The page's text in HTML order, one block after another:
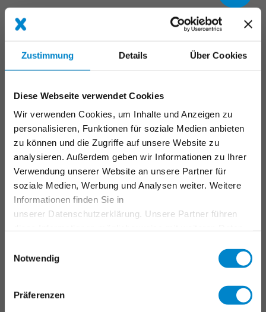
Zustimmung Details Über Cookies
Diese Webseite verwendet Cookies
Wir verwenden Cookies, um Inhalte und Anzeigen zu
personalisieren, Funktionen für soziale Medien anbieten
zu können und die Zugriffe auf unsere Website zu
analysieren. Außerdem geben wir Informationen zu Ihrer
Verwendung unserer Website an unsere Partner für
soziale Medien, Werbung und Analysen weiter. Weitere
Informationen finden Sie in
unserer Datenschutzerklärung. Unsere Partner führen
sie im Rahmen Ihrer Nutzung der Dienste gesammelt
haben. Weitere Informationen erhalten Sie in unserer
Notwendig
Präferenzen
Main
footer
PRODUKTSYSTEME
Balkon
Anschlüsse, Fugen & Details
Markierungssysteme
ANWENDUNGSBEREICHE
Industriedächer
Verkehrsflächen
Farb- und Designflächen
Flüssigkunststoff
Triflex Systemfinder